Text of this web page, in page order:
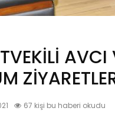
67 kişi bu haberi okudu